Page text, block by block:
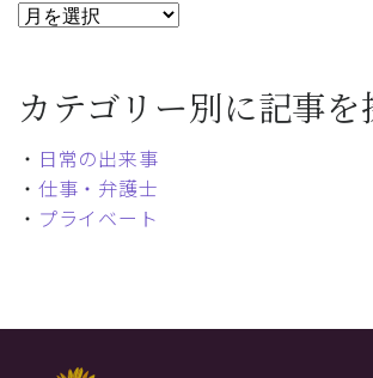
カテゴリー別に記事を
・ 日常の出来事
・ 仕事・弁護士
・ プライベート